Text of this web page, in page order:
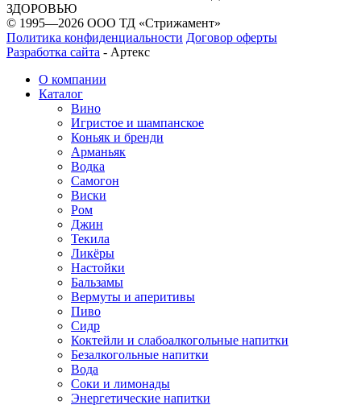
ЗДОРОВЬЮ
© 1995—2026 ООО ТД «Стрижамент»
Политика конфиденциальности Договор оферты
Разработка сайта - Артекс
О компании
Каталог
Вино
Игристое и шампанское
Коньяк и бренди
Арманьяк
Водка
Самогон
Виски
Ром
Джин
Текила
Ликёры
Настойки
Бальзамы
Вермуты и аперитивы
Пиво
Сидр
Коктейли и слабоалкогольные напитки
Безалкогольные напитки
Вода
Соки и лимонады
Энергетические напитки